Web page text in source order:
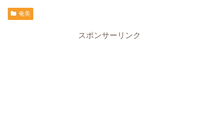
奄美
スポンサーリンク